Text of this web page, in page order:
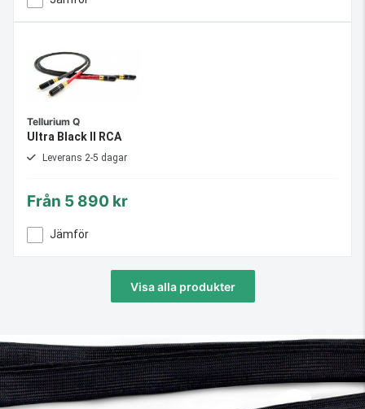
Tellurium Q
Ultra Black II RCA
Leverans 2-5 dagar
Från 5 890 kr
Jämför
Visa alla produkter